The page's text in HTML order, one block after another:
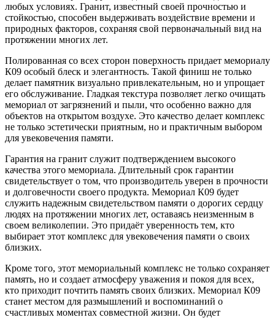
любых условиях. Гранит, известный своей прочностью и
стойкостью, способен выдерживать воздействие времени и
природных факторов, сохраняя свой первоначальный вид на
протяжении многих лет.
Полированная со всех сторон поверхность придает мемориалу
К09 особый блеск и элегантность. Такой финиш не только
делает памятник визуально привлекательным, но и упрощает
его обслуживание. Гладкая текстура позволяет легко очищать
мемориал от загрязнений и пыли, что особенно важно для
объектов на открытом воздухе. Это качество делает комплекс
не только эстетически приятным, но и практичным выбором
для увековечения памяти.
Гарантия на гранит служит подтверждением высокого
качества этого мемориала. Длительный срок гарантии
свидетельствует о том, что производитель уверен в прочности
и долговечности своего продукта. Мемориал К09 будет
служить надежным свидетельством памяти о дорогих сердцу
людях на протяжении многих лет, оставаясь неизменным в
своем великолепии. Это придаёт уверенность тем, кто
выбирает этот комплекс для увековечения памяти о своих
близких.
Кроме того, этот мемориальный комплекс не только сохраняет
память, но и создает атмосферу уважения и покоя для всех,
кто приходит почтить память своих близких. Мемориал К09
станет местом для размышлений и воспоминаний о
счастливых моментах совместной жизни. Он будет